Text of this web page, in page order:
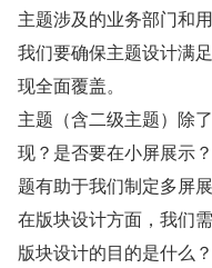
主题涉及的业务部门和
我们要确保主题设计满
现全面覆盖。
主题（含二级主题）除
现？是否要在小屏展示
题有助于我们制定多屏
在版块设计方面，我们
版块设计的目的是什么